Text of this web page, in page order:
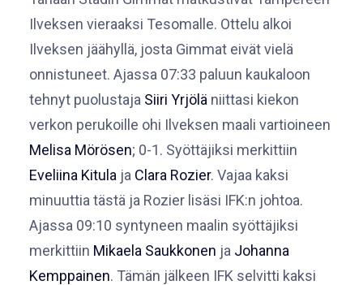
Ilveksen vieraaksi Tesomalle. Ottelu alkoi
Ilveksen jäähyllä, josta Gimmat eivät vielä
onnistuneet. Ajassa 07:33 paluun kaukaloon
tehnyt puolustaja Siiri Yrjölä niittasi kiekon
verkon perukoille ohi Ilveksen maali vartioineen
Melisa Mörösen; 0-1. Syöttäjiksi merkittiin
Eveliina Kitula ja Clara Rozier. Vajaa kaksi
minuuttia tästä ja Rozier lisäsi IFK:n johtoa.
Ajassa 09:10 syntyneen maalin syöttäjiksi
merkittiin Mikaela Saukkonen ja Johanna
Kemppainen. Tämän jälkeen IFK selvitti kaksi